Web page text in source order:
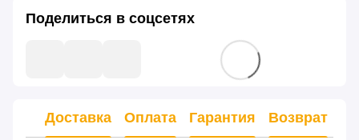
Поделиться в соцсетях
Доставка Оплата Гарантия Возврат